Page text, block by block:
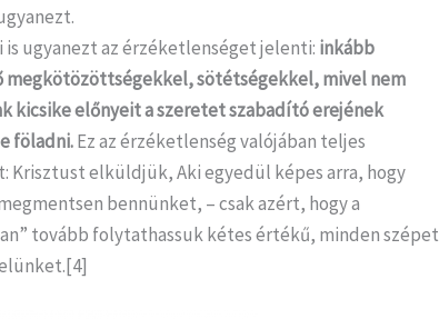
is ugyanezt az érzéketlenséget jelenti: inkább
megkötözöttségekkel, sötétségekkel, mivel nem
kicsike előnyeit a szeretet szabadító erejének
föladni.Ez az érzéketlenség valójában teljes
Krisztust elküldjük, Aki egyedül képes arra, hogy
bennünket, – csak azért, hogy a
tovább folytathassuk kétes értékű, minden szépet